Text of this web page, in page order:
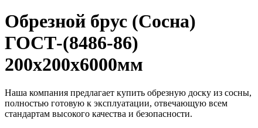
Обрезной брус (Сосна)
ГОСТ-(8486-86)
200х200х6000мм
Наша компания предлагает купить обрезную доску из сосны,
полностью готовую к эксплуатации, отвечающую всем
стандартам высокого качества и безопасности.